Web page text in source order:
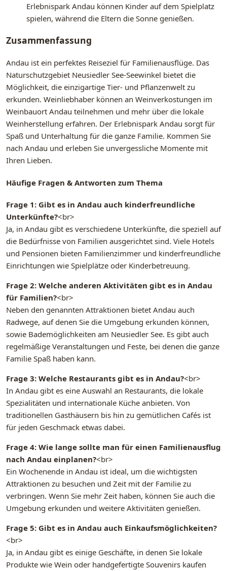
Erlebnispark Andau können Kinder auf dem Spielplatz
spielen, während die Eltern die Sonne genießen.
Zusammenfassung
Andau ist ein perfektes Reiseziel für Familienausflüge. Das
Naturschutzgebiet Neusiedler See-Seewinkel bietet die
Möglichkeit, die einzigartige Tier- und Pflanzenwelt zu
erkunden. Weinliebhaber können an Weinverkostungen im
Weinbauort Andau teilnehmen und mehr über die lokale
Weinherstellung erfahren. Der Erlebnispark Andau sorgt für
Spaß und Unterhaltung für die ganze Familie. Kommen Sie
nach Andau und erleben Sie unvergessliche Momente mit
Ihren Lieben.
Häufige Fragen & Antworten zum Thema
Frage 1: Gibt es in Andau auch kinderfreundliche
Unterkünfte?<br>
Ja, in Andau gibt es verschiedene Unterkünfte, die speziell auf
die Bedürfnisse von Familien ausgerichtet sind. Viele Hotels
und Pensionen bieten Familienzimmer und kinderfreundliche
Einrichtungen wie Spielplätze oder Kinderbetreuung.
Frage 2: Welche anderen Aktivitäten gibt es in Andau
für Familien?<br>
Neben den genannten Attraktionen bietet Andau auch
Radwege, auf denen Sie die Umgebung erkunden können,
sowie Bademöglichkeiten am Neusiedler See. Es gibt auch
regelmäßige Veranstaltungen und Feste, bei denen die ganze
Familie Spaß haben kann.
Frage 3: Welche Restaurants gibt es in Andau?<br>
In Andau gibt es eine Auswahl an Restaurants, die lokale
Spezialitäten und internationale Küche anbieten. Von
traditionellen Gasthäusern bis hin zu gemütlichen Cafés ist
für jeden Geschmack etwas dabei.
Frage 4: Wie lange sollte man für einen Familienausflug
nach Andau einplanen?<br>
Ein Wochenende in Andau ist ideal, um die wichtigsten
Attraktionen zu besuchen und Zeit mit der Familie zu
verbringen. Wenn Sie mehr Zeit haben, können Sie auch die
Umgebung erkunden und weitere Aktivitäten genießen.
Frage 5: Gibt es in Andau auch Einkaufsmöglichkeiten?
<br>
Ja, in Andau gibt es einige Geschäfte, in denen Sie lokale
Produkte wie Wein oder handgefertigte Souvenirs kaufen